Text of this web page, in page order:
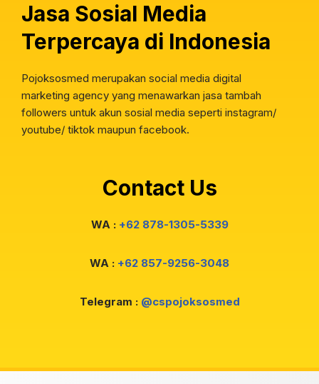
Jasa Sosial Media
Terpercaya di Indonesia
Pojoksosmed merupakan social media digital
marketing agency yang menawarkan jasa tambah
followers untuk akun sosial media seperti instagram/
youtube/ tiktok maupun facebook.
Contact Us
WA : +62 878-1305-5339
WA : +62 857-9256-3048
Telegram : @cspojoksosmed